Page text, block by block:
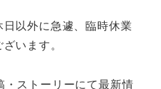
以外に急遽、臨時休業
います。
・ストーリーにて最新情